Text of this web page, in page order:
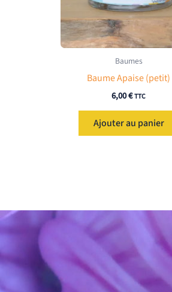
Baumes
Baume Apaise (petit)
6,00€TTC
Ajouter au panier